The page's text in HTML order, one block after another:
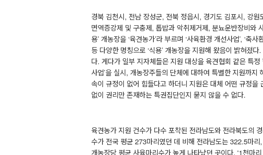
경북 김천시, 전남 장성군, 전북 정읍시, 경기도 김포시, 강원
면역증강제 및 구충제,톱밥과 악취제거제,분뇨운반장비와
용’개농장을 ‘육견농가’라 부르며 ‘사육환경 개선사업’, ‘축사
등 다양한 명칭으로 ‘식용’개농장을 지원해 왔음이 밝혀졌다.
다.게다가 일부 지자체들은 지원 대상을 육견협회 같은 특
사업’을 실시,개농장주들의 단체에 대하여 특별한 지원까지
속이 규정이 없어 힘들다고 하더니 지원은 대체 어떤 규정을
없이 권리만 존재하는 특권집단인지 묻지 않을 수 없다.
육견농가 지원 건수가 다수 포착된 전라남도와 전라북도의
수가 전국 평균273마리였던 데 비해 전라남도는322.5마리,
개농장당 평균 사육마리수가 높게 나타났던 곳이다. '1천마